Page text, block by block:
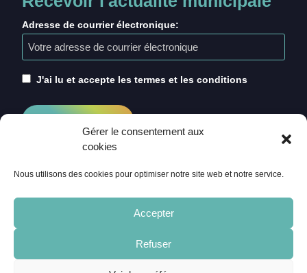
Gérer le consentement aux
cookies
Nous utilisons des cookies pour optimiser notre site web et notre service.
Accepter
Refuser
Adresse de courrier électronique:
J'ai lu et accepte les termes et les conditions
CRÉDITS
MENTIONS LÉGALES